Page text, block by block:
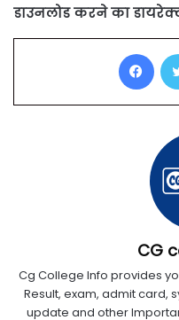
डाउनलोड करने का
CG
Cg College Info provides
Result, exam, admit card,
update and other